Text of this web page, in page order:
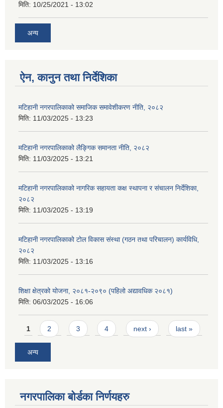
मिति: 10/25/2021 - 13:02
अन्य
ऐन, कानुन तथा निर्देशिका
मटिहानी नगरपालिकाको समाजिक समावेशीकरण नीति, २०८२
मिति: 11/03/2025 - 13:23
मटिहानी नगरपालिकाको लैङ्गिक समानता नीति, २०८२
मिति: 11/03/2025 - 13:21
मटिहानी नगरपालिकाको नागरिक सहायता कक्ष स्थापना र संचालन निर्देशिका,
२०८२
मिति: 11/03/2025 - 13:19
मटिहानी नगरपालिकाको टोल विकास संस्था (गठन तथा परिचालन) कार्यविधि,
२०८२
मिति: 11/03/2025 - 13:16
शिक्षा क्षेत्रको योजना, २०८१-२०९० ‌‍(पहिलो अद्यावधिक २०८१)
मिति: 06/03/2025 - 16:06
Pages
1 2 3 4 next › last »
अन्य
नगरपालिका बोर्डका निर्णयहरु